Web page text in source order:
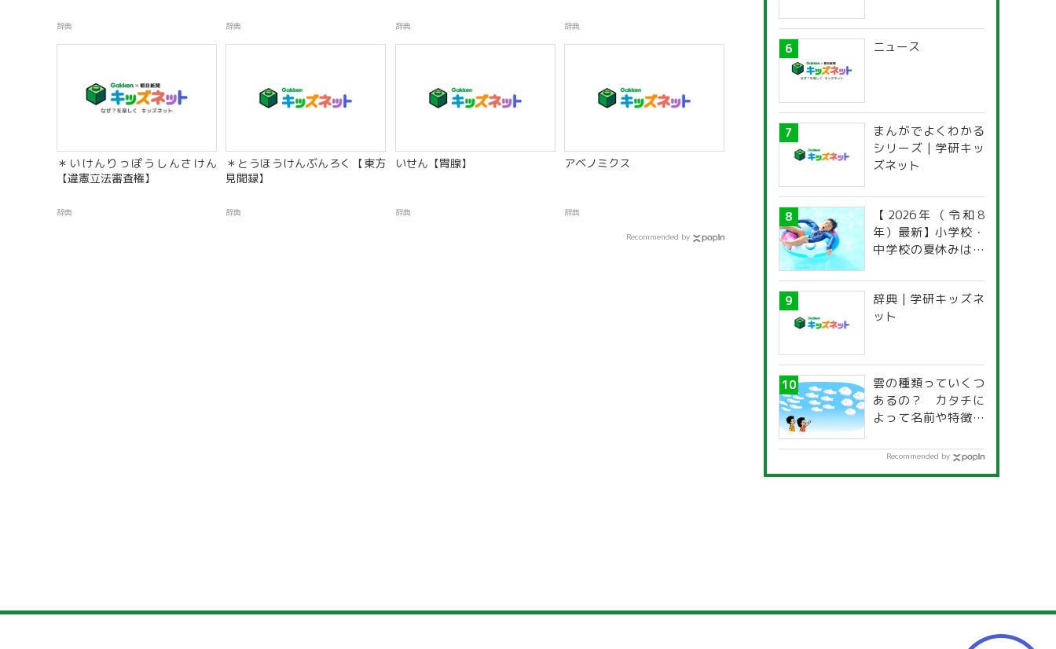
辞典 辞典 辞典 辞典
＊いけんりっぽうしんさけん
【違憲立法審査権】
辞典
＊とうほうけんぶんろく【東方
見聞録】
辞典
いせん【胃腺】
辞典
アベノミクス
辞典
Recommended by
ニュース
まんがでよくわかる
シリーズ | 学研キッ
ズネット
【2026年（令和8
年）最新】小学校・
中学校の夏休みはい
道府県別「夏季休暇
一覧」
辞典 | 学研キッズネ
ット
雲の種類っていくつ
あるの？ カタチに
よって名前や特徴が
Recommended by